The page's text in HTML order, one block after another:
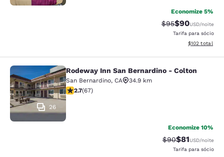
Economize 5%
Tarifa anterior
$95Tarifa com
$90USD/noite
Tarifa para sócio
Exibir
$102 total
Rodeway Inn San Bernardino -
26
Rodeway Inn San Bernardino - Colton
San Bernardino, CA
34.9 km
classificação 2.72 estrelas. Razoável. 67 avaliações
2.7(67)
Economize 10%
Tarifa anterior
$90Tarifa com
$81USD/noite
Tarifa para sócio